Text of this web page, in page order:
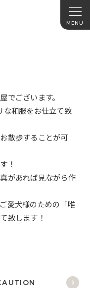
でございます。
な和服をお仕立て致
散歩することが可
！
があれば見ながら作
愛犬様のための「唯
致します！